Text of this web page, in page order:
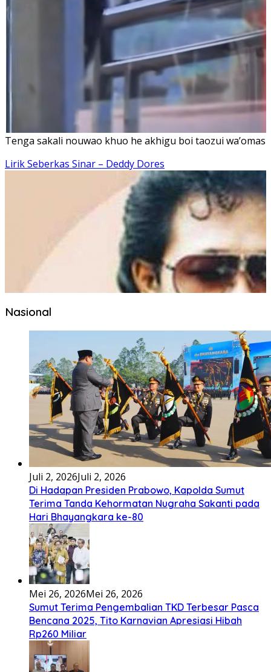
Tenga sakali nouwao khuo he akhigu boi taozui
Lirik Seberkas Sinar – Deddy Dores
Nasional
Juli 2, 2026Juli 2, 2026
Di Hadapan Presiden Prabowo, Kapolda Sumut
Terima Tanda Kehormatan Nugraha Sakanti pada
Hari Bhayangkara ke-80
Mei 26, 2026Mei 26, 2026
Sumut Terima Pengembalian TKD Terbesar Pasca
Bencana 2025, Tito Karnavian Apresiasi Hibah
Rp260 Miliar